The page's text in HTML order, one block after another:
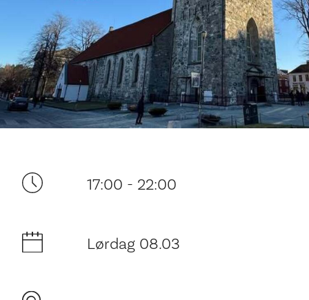
Ditt besøk
17:00 - 22:00
Lørdag 08.03